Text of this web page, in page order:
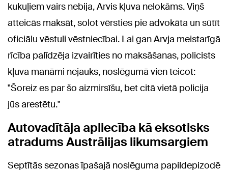
kukuļiem vairs nebija, Arvis kļuva nelokāms. Viņš
atteicās maksāt, solot vērsties pie advokāta un sūtīt
oficiālu vēstuli vēstniecībai. Lai gan Arvja meistarīgā
rīcība palīdzēja izvairīties no maksāšanas, policists
kļuva manāmi nejauks, noslēgumā vien teicot:
"Šoreiz es par šo aizmirsīšu, bet citā vietā policija
jūs arestētu."
Autovadītāja apliecība kā eksotisks
atradums Austrālijas likumsargiem
Septītās sezonas īpašajā noslēguma papildepizodē